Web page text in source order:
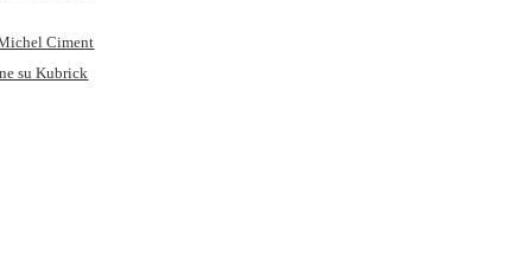
Ciment
su Kubrick